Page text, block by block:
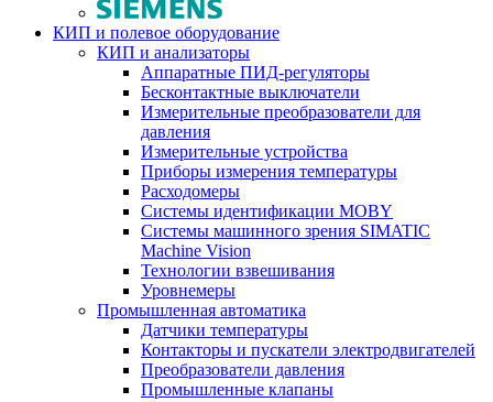
КИП и полевое оборудование
КИП и анализаторы
Аппаратные ПИД-регуляторы
Бесконтактные выключатели
Измерительные преобразователи для
давления
Измерительные устройства
Приборы измерения температуры
Расходомеры
Системы идентификации MOBY
Системы машинного зрения SIMATIC
Machine Vision
Технологии взвешивания
Уровнемеры
Промышленная автоматика
Датчики температуры
Контакторы и пускатели электродвигателей
Преобразователи давления
Промышленные клапаны